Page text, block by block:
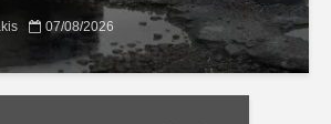
07/08/2026